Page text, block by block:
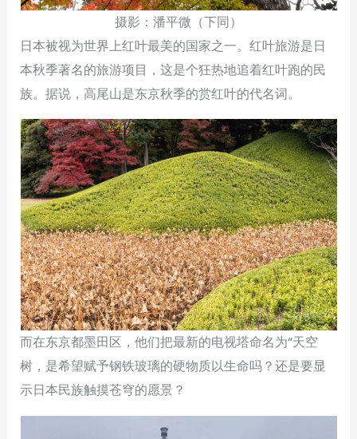
摄影：潘平微（下同）
日本被视为世界上红叶最美的国家之一。红叶旅游是日
本秋季著名的旅游项目，这是个狂热地追着红叶跑的民
族。据说，高尾山是东京秋季的赏红叶的代名词。
而在东京都墨田区，他们把最新的电视塔命名为“天空
树，是希望赋予钢铁玻璃的硬物质以生命吗？还是要显
示日本民族触摸苍穹的愿景？